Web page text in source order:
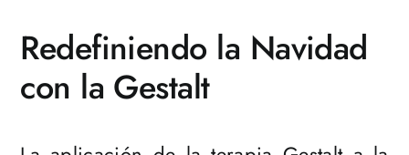
Redefiniendo la Navidad
con la Gestalt